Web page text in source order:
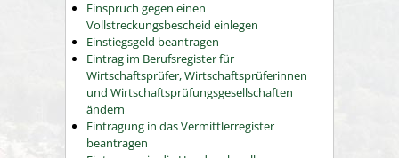
Einspruch gegen einen
Vollstreckungsbescheid einlegen
Einstiegsgeld beantragen
Eintrag im Berufsregister für
Wirtschaftsprüfer, Wirtschaftsprüferinnen
und Wirtschaftsprüfungsgesellschaften
ändern
Eintragung in das Vermittlerregister
beantragen